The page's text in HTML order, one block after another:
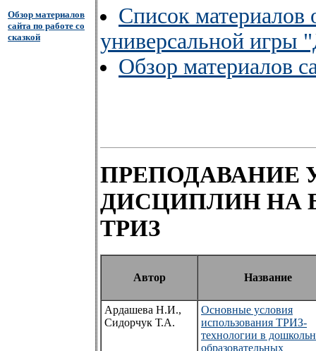
Обзор материалов
сайта по работе со
сказкой
Список материалов
универсальной
Обзор материалов
ПРЕПОДАВАНИЕ
ДИСЦИПЛИН НА
ТРИЗ
Автор Название
Ардашева Н.И.,
Сидорчук Т.А.
Основные условия
использования ТРИЗ-
технологии в
образовательных